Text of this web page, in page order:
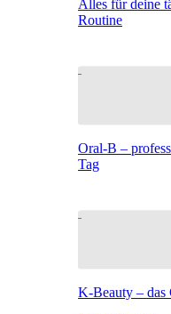
Alles für deine
Routine
Oral-B –
Tag
K-Beauty – das